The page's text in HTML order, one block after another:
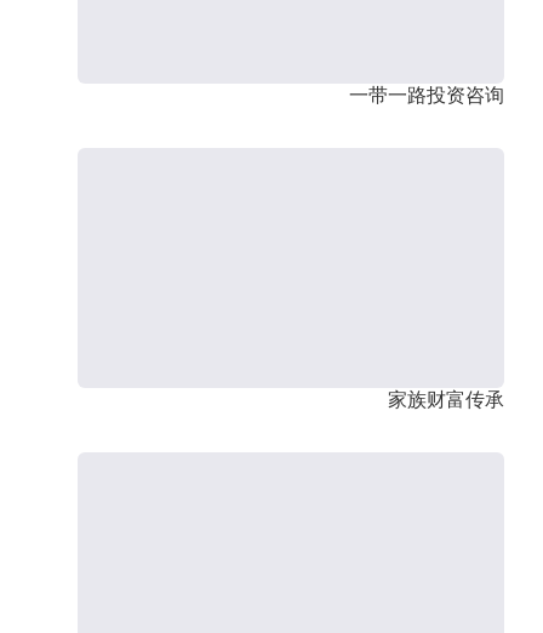
一带一路投资咨询
家族财富传承